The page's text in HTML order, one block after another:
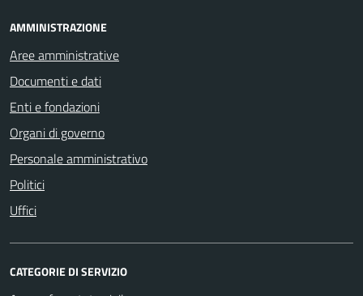
AMMINISTRAZIONE
Aree amministrative
Documenti e dati
Enti e fondazioni
Organi di governo
Personale amministrativo
Politici
Uffici
CATEGORIE DI SERVIZIO